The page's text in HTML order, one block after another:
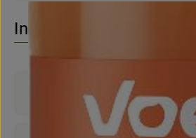
Info
Produktinformationen